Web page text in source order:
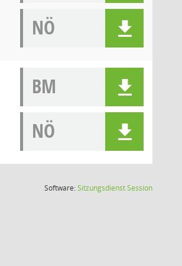
NÖ
BM
NÖ
Software:SitzungsdienstSession(Wird in